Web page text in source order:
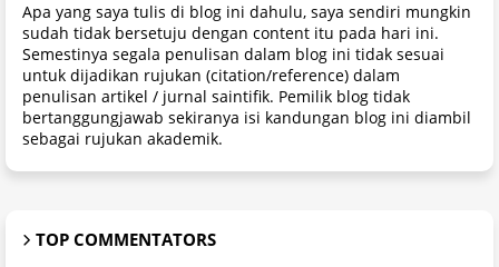
Apa yang saya tulis di blog ini dahulu, saya sendiri mungkin
sudah tidak bersetuju dengan content itu pada hari ini.
Semestinya segala penulisan dalam blog ini tidak sesuai
untuk dijadikan rujukan (citation/reference) dalam
penulisan artikel / jurnal saintifik. Pemilik blog tidak
bertanggungjawab sekiranya isi kandungan blog ini diambil
sebagai rujukan akademik.
TOP COMMENTATORS